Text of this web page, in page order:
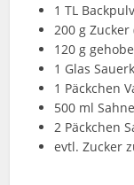
1 TL
200 g
120 g
1 Glas
1 Päckchen
500 ml Sahne
2 Päckchen
evtl. Zucker